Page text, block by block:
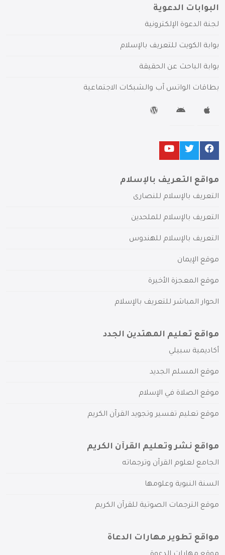
البوابات الدعوية
لجنة الدعوة الإلكترونية
بوابة الكويت للتعريف بالإسلام
بوابة الباحث عن الحقيقة
بطاقات الواتس آب والشبكات الاجتماعية
مواقع التعريف بالإسلام
التعريف بالإسلام للنصارى
التعريف بالإسلام للملحدين
التعريف بالإسلام للهندوس
موقع الإيمان
موقع المعجزة الأخيرة
الحوار المباشر للتعريف بالإسلام
مواقع تعليم المهتدين الجدد
أكاديمية سبيلي
موقع المسلم الجديد
موقع الصلاة في الإسلام
موقع تعليم تفسير وتجويد القرآن الكريم
مواقع نشر وتعليم القرآن الكريم
الجامع لعلوم القرآن وترجماته
السنة النبوية وعلومها
موقع الترجمات الصوتية للقرآن الكريم
مواقع تطوير مهارات الدعاة